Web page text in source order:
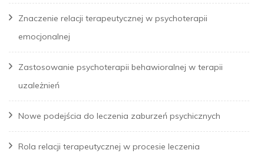
Znaczenie relacji terapeutycznej w psychoterapii
emocjonalnej
Zastosowanie psychoterapii behawioralnej w terapii
uzależnień
Nowe podejścia do leczenia zaburzeń psychicznych
Rola relacji terapeutycznej w procesie leczenia